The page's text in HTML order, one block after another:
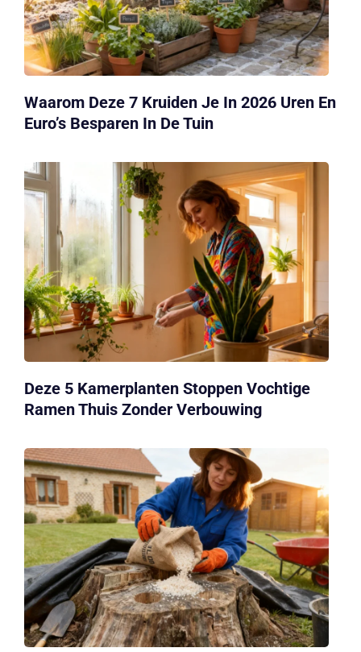
Waarom Deze 7 Kruiden Je In 2026 Uren En
Euro’s Besparen In De Tuin
Deze 5 Kamerplanten Stoppen Vochtige
Ramen Thuis Zonder Verbouwing